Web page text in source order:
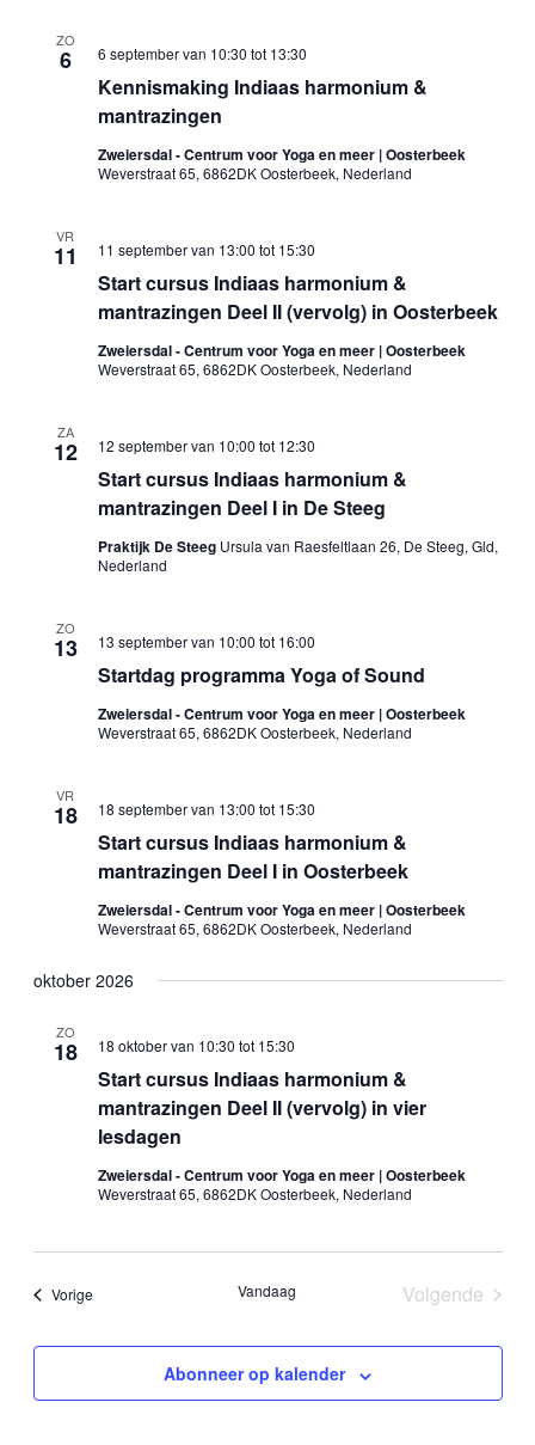
ZO
6
Kennismaking Indiaas harmonium &
mantrazingen
6 september van 10:30 tot 13:30
Zweiersdal - Centrum voor Yoga en meer | Oosterbeek
Weverstraat 65, 6862DK Oosterbeek, Nederland
VR
11
Start cursus Indiaas harmonium &
mantrazingen Deel II (vervolg) in Oosterbeek
11 september van 13:00 tot 15:30
Zweiersdal - Centrum voor Yoga en meer | Oosterbeek
Weverstraat 65, 6862DK Oosterbeek, Nederland
ZA
12
Start cursus Indiaas harmonium &
mantrazingen Deel I in De Steeg
12 september van 10:00 tot 12:30
Praktijk De Steeg Ursula van Raesfeltlaan 26, De Steeg, Gld,
Nederland
ZO
13
Startdag programma Yoga of Sound
13 september van 10:00 tot 16:00
Zweiersdal - Centrum voor Yoga en meer | Oosterbeek
Weverstraat 65, 6862DK Oosterbeek, Nederland
VR
18
Start cursus Indiaas harmonium &
mantrazingen Deel I in Oosterbeek
18 september van 13:00 tot 15:30
Zweiersdal - Centrum voor Yoga en meer | Oosterbeek
Weverstraat 65, 6862DK Oosterbeek, Nederland
oktober 2026
ZO
18
Start cursus Indiaas harmonium &
mantrazingen Deel II (vervolg) in vier
lesdagen
18 oktober van 10:30 tot 15:30
Zweiersdal - Centrum voor Yoga en meer | Oosterbeek
Weverstraat 65, 6862DK Oosterbeek, Nederland
VorigeEvenementen Vandaag
Volgende
Abonneer op kalender